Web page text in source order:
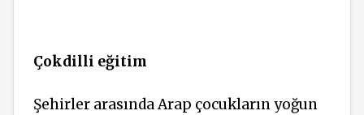
Çokdilli eğitim
Şehirler arasında Arap çocukların yoğun